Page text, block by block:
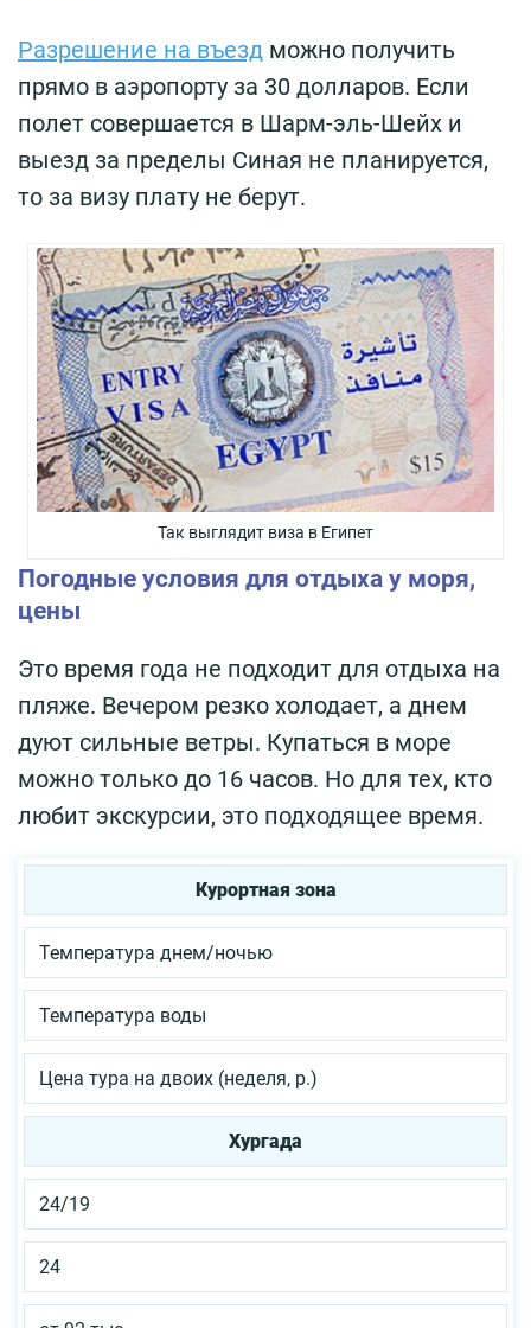
Разрешение на въезд можно получить
прямо в аэропорту за 30 долларов. Если
полет совершается в Шарм-эль-Шейх и
выезд за пределы Синая не планируется,
то за визу плату не берут.
Так выглядит виза в Египет
Погодные условия для отдыха у моря,
цены
Это время года не подходит для отдыха на
пляже. Вечером резко холодает, а днем
дуют сильные ветры. Купаться в море
можно только до 16 часов. Но для тех, кто
любит экскурсии, это подходящее время.
Курортная зона
Температура днем/ночью
Температура воды
Цена тура на двоих (неделя, р.)
Хургада
24/19
24